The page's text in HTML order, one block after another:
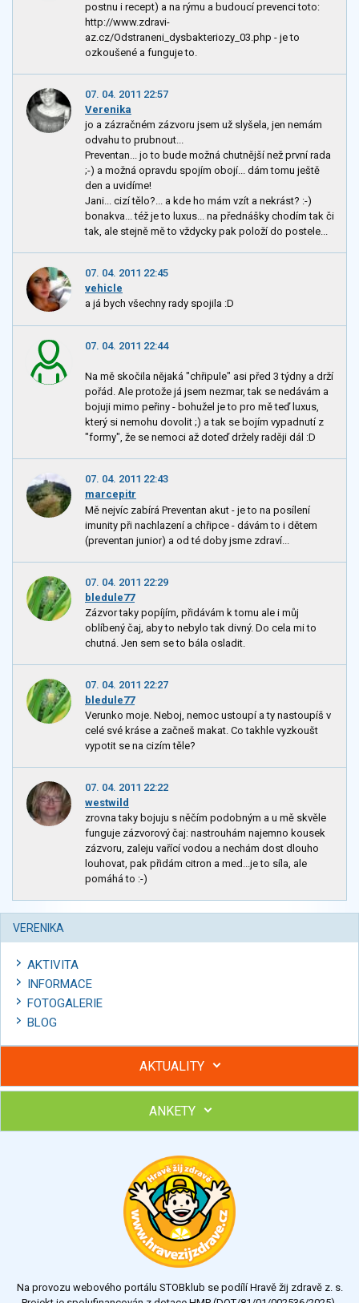
postnu i recept) a na rýmu a budoucí prevenci toto:
http://www.zdravi-
az.cz/Odstraneni_dysbakteriozy_03.php - je to
ozkoušené a funguje to.
07. 04. 2011 22:57
Verenika
jo a zázračném zázvoru jsem už slyšela, jen nemám
odvahu to prubnout...
Preventan... jo to bude možná chutnější než první rada
;-) a možná opravdu spojím obojí... dám tomu ještě
den a uvidíme!
Jani... cizí tělo?... a kde ho mám vzít a nekrást? :-)
bonakva... též je to luxus... na přednášky chodím tak či
tak, ale stejně mě to vždycky pak položí do postele...
07. 04. 2011 22:45
vehicle
a já bych všechny rady spojila :D
07. 04. 2011 22:44
Na mě skočila nějaká "chřipule" asi před 3 týdny a drží
pořád. Ale protože já jsem nezmar, tak se nedávám a
bojuji mimo peřiny - bohužel je to pro mě teď luxus,
který si nemohu dovolit ;) a tak se bojím vypadnutí z
"formy", že se nemoci až doteď držely raději dál :D
07. 04. 2011 22:43
marcepitr
Mě nejvíc zabírá Preventan akut - je to na posílení
imunity při nachlazení a chřipce - dávám to i dětem
(preventan junior) a od té doby jsme zdraví...
07. 04. 2011 22:29
bledule77
Zázvor taky popíjím, přidávám k tomu ale i můj
oblíbený čaj, aby to nebylo tak divný. Do cela mi to
chutná. Jen sem se to bála osladit.
07. 04. 2011 22:27
bledule77
Verunko moje. Neboj, nemoc ustoupí a ty nastoupíš v
celé své kráse a začneš makat. Co takhle vyzkoušt
vypotit se na cizím těle?
07. 04. 2011 22:22
westwild
zrovna taky bojuju s něčím podobným a u mě skvěle
funguje zázvorový čaj: nastrouhám najemno kousek
zázvoru, zaleju vařící vodou a nechám dost dlouho
louhovat, pak přidám citron a med...je to síla, ale
pomáhá to :-)
VERENIKA
AKTIVITA
INFORMACE
FOTOGALERIE
BLOG
AKTUALITY
Hubněte s podporou lektorky a skupiny v kurzech STOBu
Chcete poradit s hubnutím? Najděte si odborníka STOBu ve
ANKETY
Výsledky Všechny ankety
Na provozu webového portálu STOBklub se podílí Hravě žij zdravě z. s.